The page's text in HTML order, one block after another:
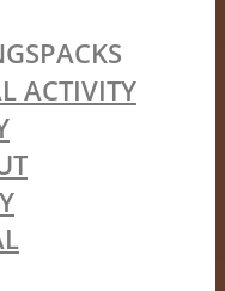
ACTIVITY